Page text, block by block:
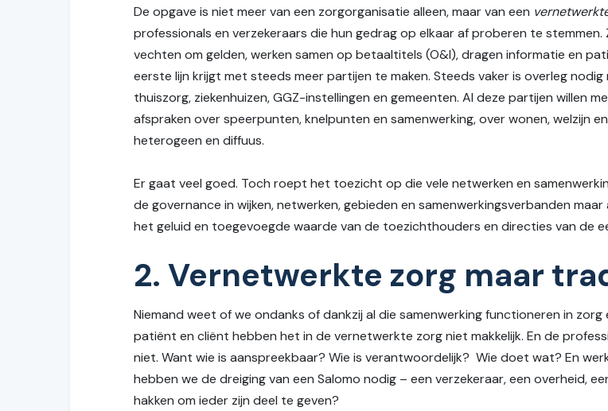
De opgave is niet meer van een zorgorganisatie alleen, maar van een
professionals en verzekeraars die hun gedrag op elkaar af proberen te
vechten om gelden, werken samen op betaaltitels (O&I), dragen informatie en
eerste lijn krijgt met steeds meer partijen te maken. Steeds vaker is overleg
thuiszorg, ziekenhuizen, GGZ-instellingen en gemeenten. Al deze partijen willen
afspraken over speerpunten, knelpunten en samenwerking, over wonen, welzijn
heterogeen en diffuus.
Er gaat veel goed. Toch roept het toezicht op die vele netwerken en
de governance in wijken, netwerken, gebieden en samenwerkingsverbanden
het geluid en toegevoegde waarde van de toezichthouders en directies van de
2. Vernetwerkte zorg maar
Niemand weet of we ondanks of dankzij al die samenwerking functioneren in zorg
patiënt en cliënt hebben het in de vernetwerkte zorg niet makkelijk. En de
niet. Want wie is aanspreekbaar? Wie is verantwoordelijk? Wie doet wat? En
hebben we de dreiging van een Salomo nodig – een verzekeraar, een overheid,
hakken om ieder zijn deel te geven?